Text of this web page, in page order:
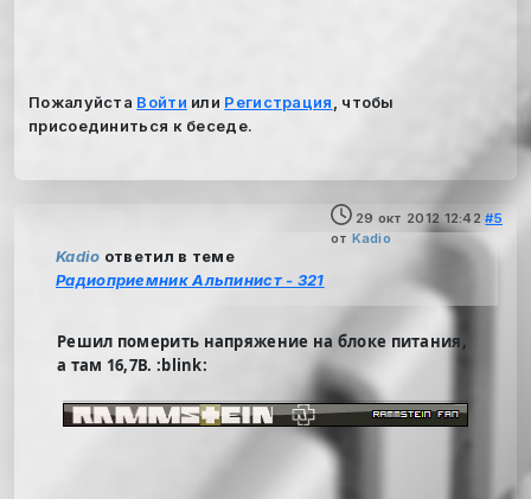
Пожалуйста Войти или Регистрация
, чтобы
присоединиться к беседе.
29 окт 2012 12:42 #5
от Kadio
Kadio ответил в теме
Радиоприемник Альпинист - 321
Решил померить напряжение на блоке питания,
а там 16,7В. :blink: